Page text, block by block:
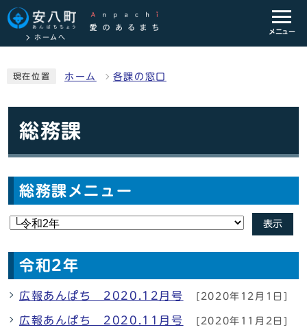
ホームへ
メニュー
現在位置 ホーム 各課の窓口
総務課
総務課メニュー
表示
令和2年
広報あんぱち 2020.12月号 [2020年12月1日]
広報あんぱち 2020.11月号 [2020年11月2日]